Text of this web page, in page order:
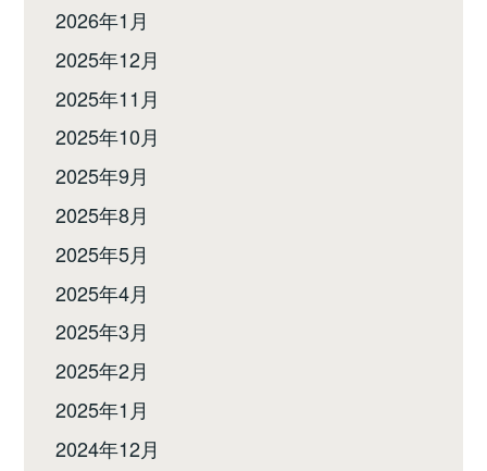
2026年1月
2025年12月
2025年11月
2025年10月
2025年9月
2025年8月
2025年5月
2025年4月
2025年3月
2025年2月
2025年1月
2024年12月